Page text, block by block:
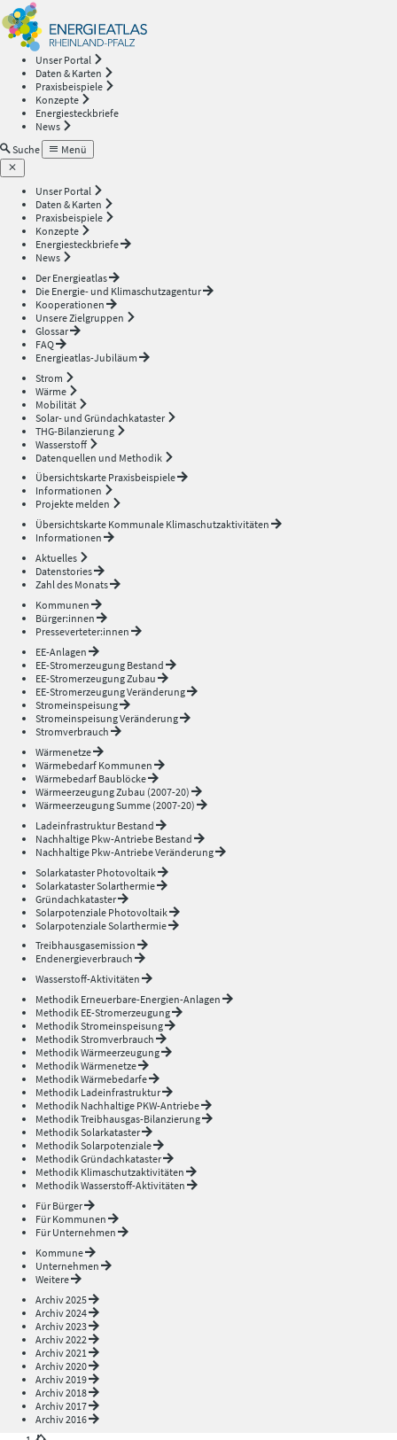
Unser Portal
Daten & Karten
Praxisbeispiele
Konzepte
Energiesteckbriefe
News
Suche
Menü
Unser Portal
Daten & Karten
Praxisbeispiele
Konzepte
Energiesteckbriefe
News
Der Energieatlas
Die Energie- und Klimaschutzagentur
Kooperationen
Unsere Zielgruppen
Glossar
FAQ
Energieatlas-Jubiläum
Strom
Wärme
Mobilität
Solar- und Gründachkataster
THG-Bilanzierung
Wasserstoff
Datenquellen und Methodik
Übersichtskarte Praxisbeispiele
Informationen
Projekte melden
Übersichtskarte Kommunale Klimaschutzaktivitäten
Informationen
Aktuelles
Datenstories
Zahl des Monats
Kommunen
Bürger:innen
Presseverteter:innen
EE-Anlagen
EE-Stromerzeugung Bestand
EE-Stromerzeugung Zubau
EE-Stromerzeugung Veränderung
Stromeinspeisung
Stromeinspeisung Veränderung
Stromverbrauch
Wärmenetze
Wärmebedarf Kommunen
Wärmebedarf Baublöcke
Wärmeerzeugung Zubau (2007-20)
Wärmeerzeugung Summe (2007-20)
Ladeinfrastruktur Bestand
Nachhaltige Pkw-Antriebe Bestand
Nachhaltige Pkw-Antriebe Veränderung
Solarkataster Photovoltaik
Solarkataster Solarthermie
Gründachkataster
Solarpotenziale Photovoltaik
Solarpotenziale Solarthermie
Treibhausgasemission
Endenergieverbrauch
Wasserstoff-Aktivitäten
Methodik Erneuerbare-Energien-Anlagen
Methodik EE-Stromerzeugung
Methodik Stromeinspeisung
Methodik Stromverbrauch
Methodik Wärmeerzeugung
Methodik Wärmenetze
Methodik Wärmebedarfe
Methodik Ladeinfrastruktur
Methodik Nachhaltige PKW-Antriebe
Methodik Treibhausgas-Bilanzierung
Methodik Solarkataster
Methodik Solarpotenziale
Methodik Gründachkataster
Methodik Klimaschutzaktivitäten
Methodik Wasserstoff-Aktivitäten
Für Bürger
Für Kommunen
Für Unternehmen
Kommune
Unternehmen
Weitere
Archiv 2025
Archiv 2024
Archiv 2023
Archiv 2022
Archiv 2021
Archiv 2020
Archiv 2019
Archiv 2018
Archiv 2017
Archiv 2016